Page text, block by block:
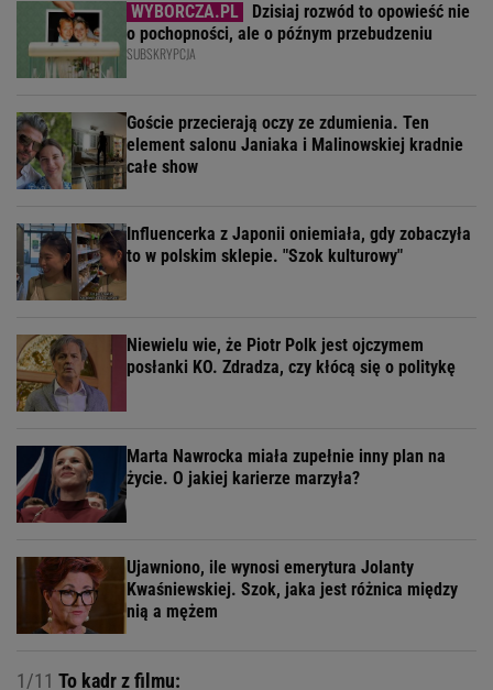
Dzisiaj rozwód to opowieść nie
o pochopności, ale o późnym przebudzeniu
SUBSKRYPCJA
Goście przecierają oczy ze zdumienia. Ten
element salonu Janiaka i Malinowskiej kradnie
całe show
Influencerka z Japonii oniemiała, gdy zobaczyła
to w polskim sklepie. "Szok kulturowy"
Niewielu wie, że Piotr Polk jest ojczymem
posłanki KO. Zdradza, czy kłócą się o politykę
Marta Nawrocka miała zupełnie inny plan na
życie. O jakiej karierze marzyła?
Ujawniono, ile wynosi emerytura Jolanty
Kwaśniewskiej. Szok, jaka jest różnica między
nią a mężem
1/11 To kadr z filmu: